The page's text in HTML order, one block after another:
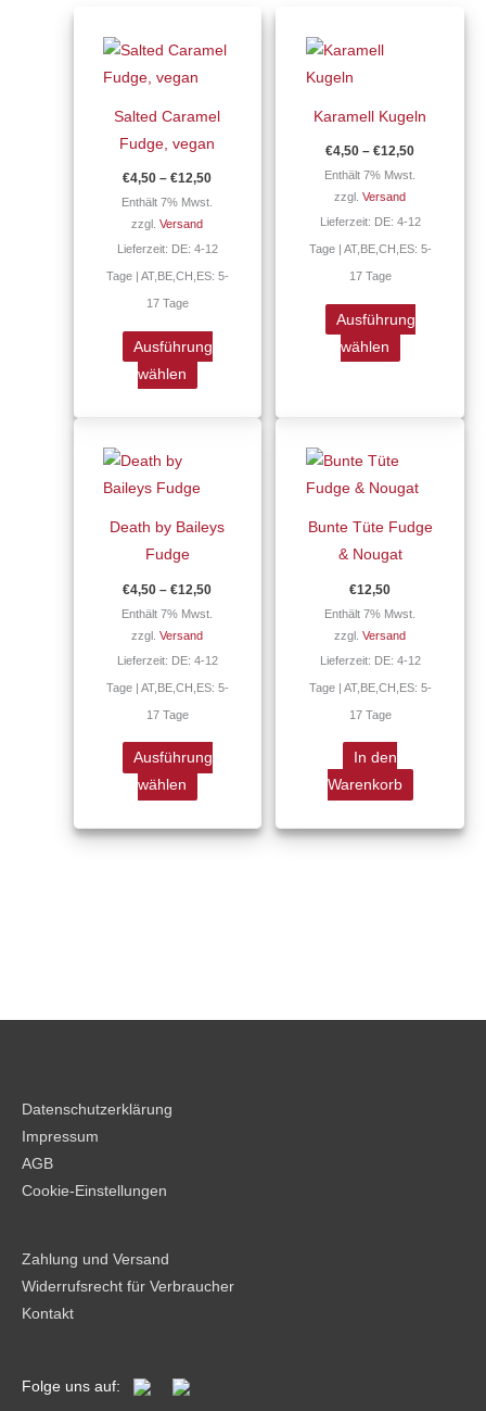
Salted Caramel
Fudge, vegan
€4,50 –€12,50
Preisspanne:
bis
Enthält 7% Mwst.
zzgl.Versand
Lieferzeit: DE: 4-12
Tage | AT,BE,CH,ES: 5-
17 Tage
Ausführung
wählen
Produkt
weist
Die
Optionen
gewählt
Karamell Kugeln
€4,50 –€12,50
Enthält 7% Mwst.
zzgl.Versand
Lieferzeit: DE: 4-12
Tage | AT,BE,CH,ES: 5-
17 Tage
Ausführung
wählen
Varianten
auf.
Die
Produktseite
Death by Baileys
Fudge
€4,50 –€12,50
Preisspanne:
Enthält 7% Mwst.
zzgl.Versand
Lieferzeit: DE: 4-12
Tage | AT,BE,CH,ES: 5-
17 Tage
Ausführung
wählen
weist
Varianten
Die
Optionen
gewählt
Bunte Tüte Fudge
& Nougat
€12,50
Enthält 7% Mwst.
zzgl.Versand
Lieferzeit: DE: 4-12
Tage | AT,BE,CH,ES: 5-
17 Tage
In den
Warenkorb
Datenschutzerklärung
Impressum
AGB
Cookie-Einstellungen
Zahlung und Versand
Widerrufsrecht für Verbraucher
Kontakt
Folge uns auf: